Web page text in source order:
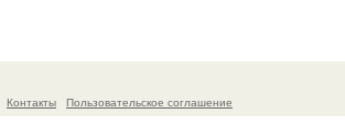
Контакты
Пользовательское соглашение